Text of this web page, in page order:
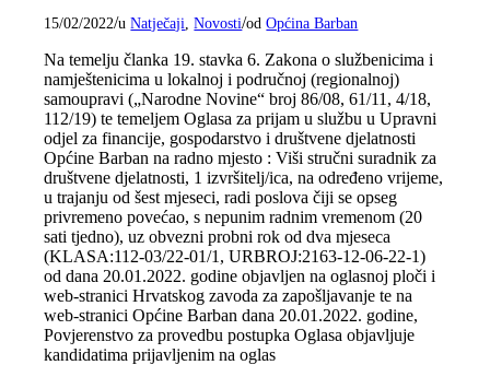
15/02/2022/uNatječaji ,Novosti/odOpćina Barban
Na temelju članka 19. stavka 6. Zakona o službenicima i
namještenicima u lokalnoj i područnoj (regionalnoj)
samoupravi („Narodne Novine“ broj 86/08, 61/11, 4/18,
112/19) te temeljem Oglasa za prijam u službu u Upravni
odjel za financije, gospodarstvo i društvene djelatnosti
Općine Barban na radno mjesto : Viši stručni suradnik za
društvene djelatnosti, 1 izvršitelj/ica, na određeno vrijeme,
u trajanju od šest mjeseci, radi poslova čiji se opseg
privremeno povećao, s nepunim radnim vremenom (20
sati tjedno), uz obvezni probni rok od dva mjeseca
(KLASA:112-03/22-01/1, URBROJ:2163-12-06-22-1)
od dana 20.01.2022. godine objavljen na oglasnoj ploči i
web-stranici Hrvatskog zavoda za zapošljavanje te na
web-stranici Općine Barban dana 20.01.2022. godine,
Povjerenstvo za provedbu postupka Oglasa objavljuje
kandidatima prijavljenim na oglas